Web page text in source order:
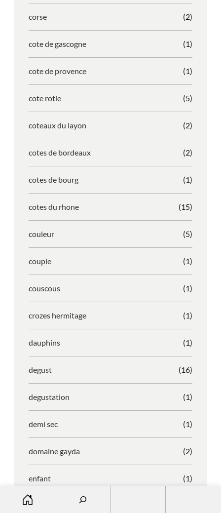
corse (2)
cote de gascogne (1)
cote de provence (1)
cote rotie (5)
coteaux du layon (2)
cotes de bordeaux (2)
cotes de bourg (1)
cotes du rhone (15)
couleur (5)
couple (1)
couscous (1)
crozes hermitage (1)
dauphins (1)
degust (16)
degustation (1)
demi sec (1)
domaine gayda (2)
enfant (1)
entreprise